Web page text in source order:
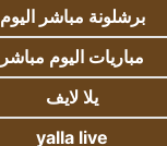
برشلونة مباشر اليوم
مباريات اليوم مباشر
يلا لايف
yalla live